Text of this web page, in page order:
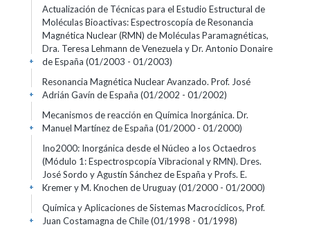
Actualización de Técnicas para el Estudio Estructural de
Moléculas Bioactivas: Espectroscopía de Resonancia
Magnética Nuclear (RMN) de Moléculas Paramagnéticas,
Dra. Teresa Lehmann de Venezuela y Dr. Antonio Donaire
de España (01/2003 - 01/2003)
+
Resonancia Magnética Nuclear Avanzado. Prof. José
Adrián Gavín de España (01/2002 - 01/2002)
+
Mecanismos de reacción en Química Inorgánica. Dr.
Manuel Martínez de España (01/2000 - 01/2000)
+
Ino2000: Inorgánica desde el Núcleo a los Octaedros
(Módulo 1: Espectrospcopía Vibracional y RMN). Dres.
José Sordo y Agustín Sánchez de España y Profs. E.
Kremer y M. Knochen de Uruguay(01/2000 - 01/2000)
+
Química y Aplicaciones de Sistemas Macrocíclicos, Prof.
Juan Costamagna de Chile(01/1998 - 01/1998)
+